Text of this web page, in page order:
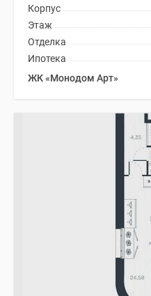
Корпус
Этаж
Отделка
Ипотека
ЖК «Монодом Арт»